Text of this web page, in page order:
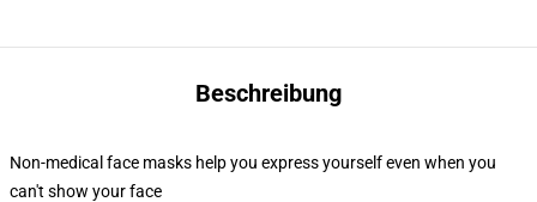
Beschreibung
Non-medical face masks help you express yourself even when you
can't show your face